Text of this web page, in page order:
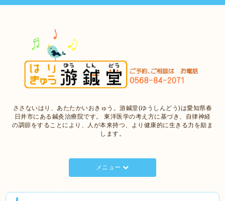
ささないはり、あたたかいおきゅう。游鍼堂(ゆうしんどう)は愛知県春
日井市にある鍼灸治療院です。 東洋医学の考え方に基づき、自律神経
の調節をすることにより、人が本来持つ、より健康的に生きる力を励ま
します。
メニュー